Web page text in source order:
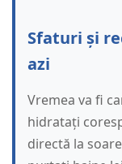
Sfaturi și
azi
Vremea va fi
hidratați
directă la